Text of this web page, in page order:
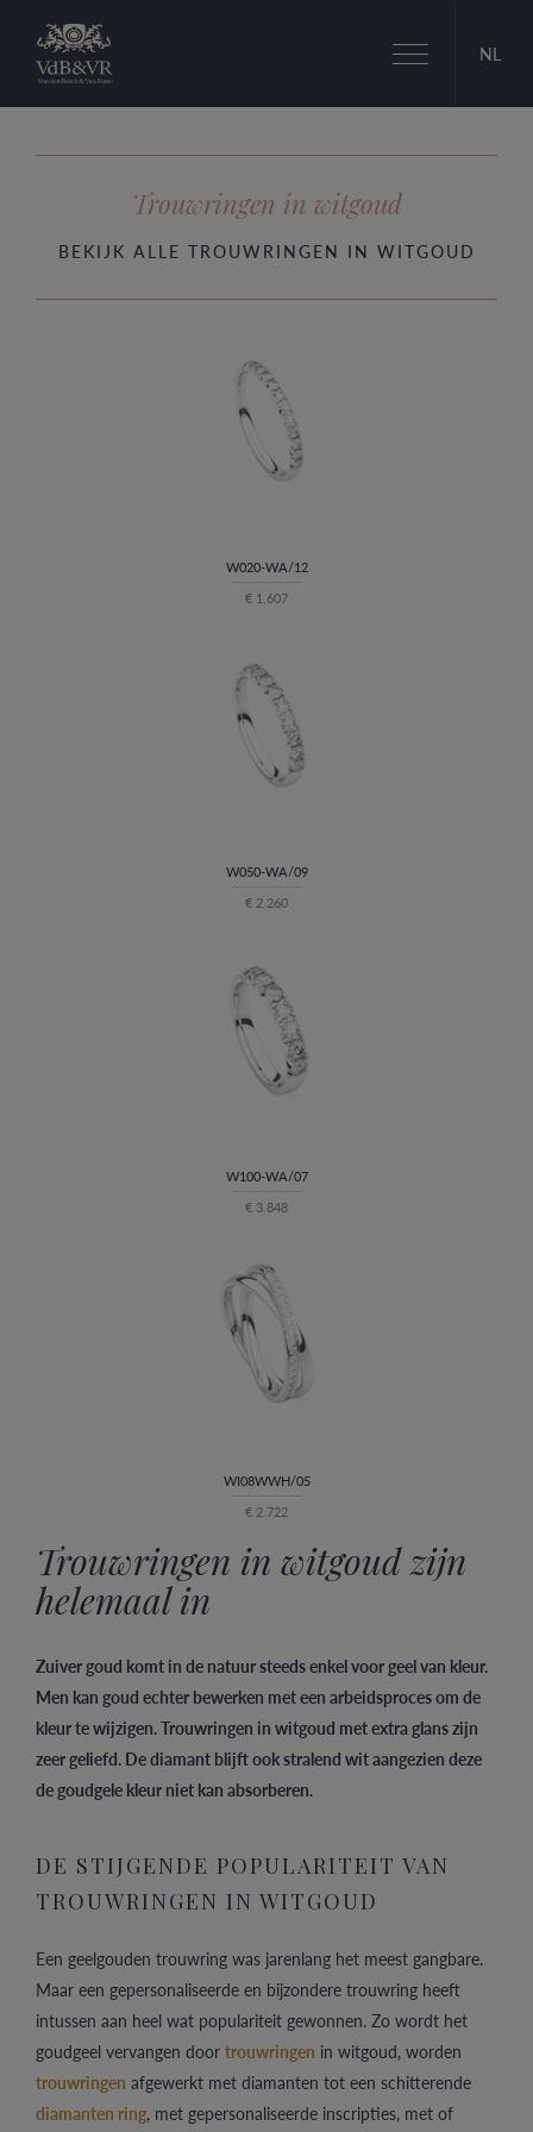
NL
Toggle
navigation
Trouwringen in witgoud
BEKIJK ALLE TROUWRINGEN IN WITGOUD
W020-WA/12
€ 1.607
W050-WA/09
€ 2.260
W100-WA/07
€ 3.848
WI08WWH/05
€ 2.722
Trouwringen in witgoud zijn
helemaal in
Zuiver goud komt in de natuur steeds enkel voor geel van kleur.
Men kan goud echter bewerken met een arbeidsproces om de
kleur te wijzigen. Trouwringen in witgoud met extra glans zijn
zeer geliefd. De diamant blijft ook stralend wit aangezien deze
de goudgele kleur niet kan absorberen.
DE STIJGENDE POPULARITEIT VAN
TROUWRINGEN IN WITGOUD
Een geelgouden trouwring was jarenlang het meest gangbare.
Maar een gepersonaliseerde en bijzondere trouwring heeft
intussen aan heel wat populariteit gewonnen. Zo wordt het
goudgeel vervangen door trouwringen in witgoud, worden
trouwringen afgewerkt met diamanten tot een schitterende
diamanten ring, met gepersonaliseerde inscripties, met of